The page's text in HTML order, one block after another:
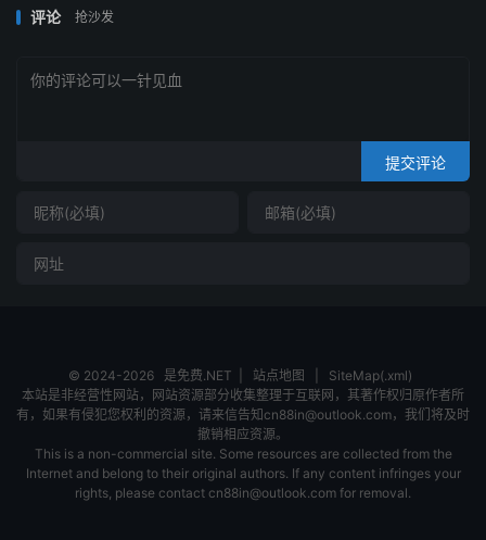
评论 抢沙发
提交评论
© 2024-2026 是免费.NET 站点地图
SiteMap(.xml)
本站是非经营性网站，网站资源部分收集整理于互联网，其著作权归原作者所
有，如果有侵犯您权利的资源，请来信告知cn88in@outlook.com，我们将及时
撤销相应资源。
This is a non-commercial site. Some resources are collected from the
Internet and belong to their original authors. If any content infringes your
rights, please contact cn88in@outlook.com for removal.